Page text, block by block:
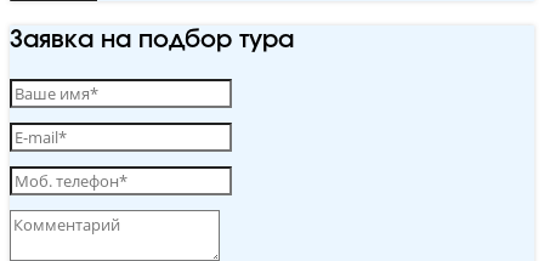
Заявка на подбор тура